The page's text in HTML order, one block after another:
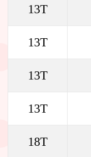
13T
13T
13T
13T
18T